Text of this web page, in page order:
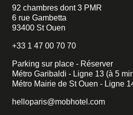
92 chambres dont 3 PMR
6 rue Gambetta
93400 St Ouen
+33 1 47 00 70 70
Parking sur place - Réserver
Métro Garibaldi - Ligne 13 (à 5
Métro Mairie de St Ouen - Ligne
helloparis@mobhotel.com